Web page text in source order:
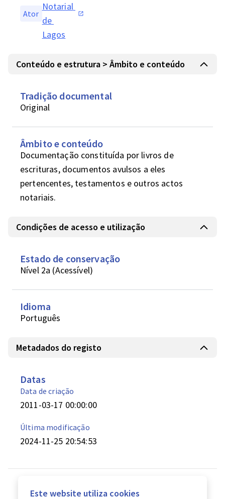
Ator
Notarial
de
Lagos
Conteúdo e estrutura > Âmbito e conteúdo
Tradição documental
Original
Âmbito e conteúdo
Documentação constituída por livros de
escrituras, documentos avulsos a eles
pertencentes, testamentos e outros actos
notariais.
Condições de acesso e utilização
Estado de conservação
Nível 2a (Acessível)
Idioma
Português
Metadados do registo
Datas
Data de criação
2011-03-17 00:00:00
Última modificação
2024-11-25 20:54:53
Este website utiliza cookies